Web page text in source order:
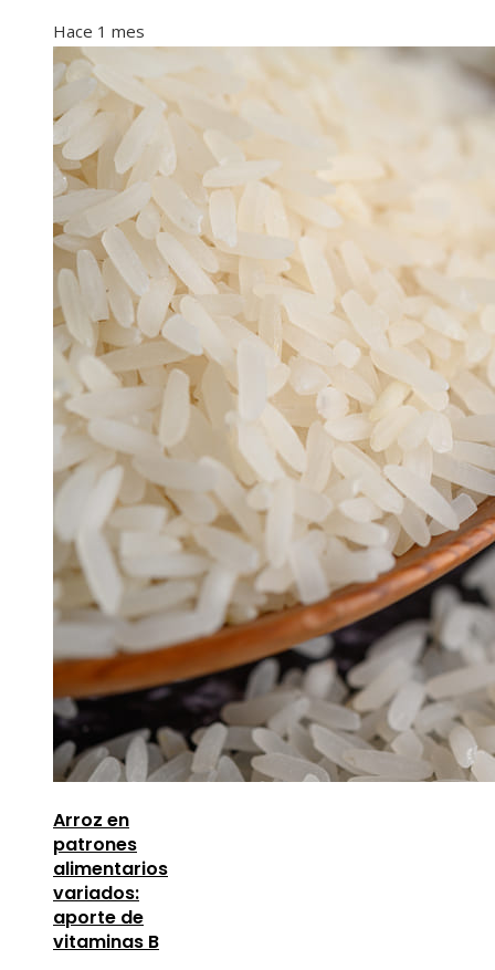
Hace 1 mes
Arroz en
patrones
alimentarios
variados:
aporte de
vitaminas B